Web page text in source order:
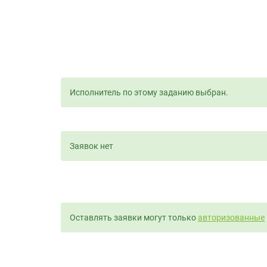
Исполнитель по этому заданию выбран.
Заявок нет
Оставлять заявки могут толькоавторизованные